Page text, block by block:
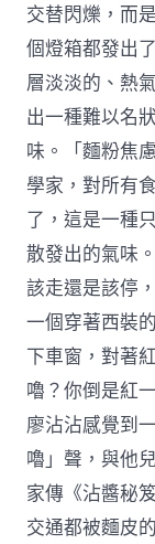
交替閃爍，而
個燈箱都發出
層淡淡的、熱
出一種難以名
味。「麵粉焦
學家，對所有
了，這是一種
散發出的氣味
該走還是該停
一個穿著西裝
下車窗，對著
嚕？你倒是紅
廖沾沾感覺到
嚕」聲，與他
家傳《沾醬秘
交通都被麵皮